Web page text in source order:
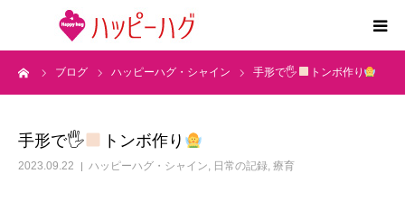
ブログ ハッピーハグ・シャイン 手形で🖐 トンボ作り
手形で🖐 トンボ作り
2023.09.22 ハッピーハグ・シャイン, 日常の記録, 療育
2つの特徴
5領域支援とお約束